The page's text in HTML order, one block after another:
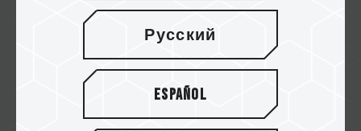
PD20M磁吸外接式固態硬碟
獨家開發的儲存裝置產品，為全球首款可相容於
Русский
Español